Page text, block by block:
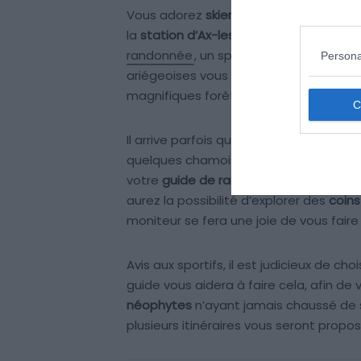
Vous adorez skier loin de la foule
la station d’Ax-les-Thermes
randonnée, un sport mêlant plaisir
ariégeoises vous ouvrent les bras,
magnifiques forêts de conifères.
Il arrive parfois que l’on soit
quelques chamois laissant leurs
votre guide de randonnée
aurez la possibilité d’explorer des
moniteur se fera une joie de vous
Avis aux sportifs, il est judicieux de
guide vous aidera à faire cela, afin de
néophytes n’ayant jamais chaussé
plusieurs itinéraires vous seront